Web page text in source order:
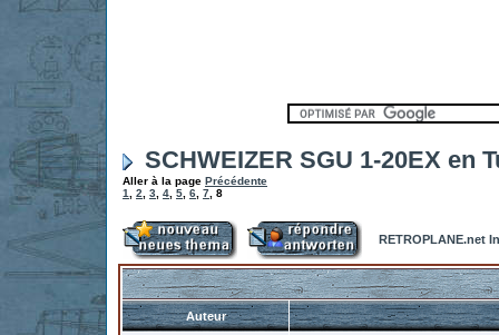
SCHWEIZER SGU 1-20EX en
Aller à la page Précédente
1
2 3 4 5 6 7 8
RETROPLANE.net
Auteur